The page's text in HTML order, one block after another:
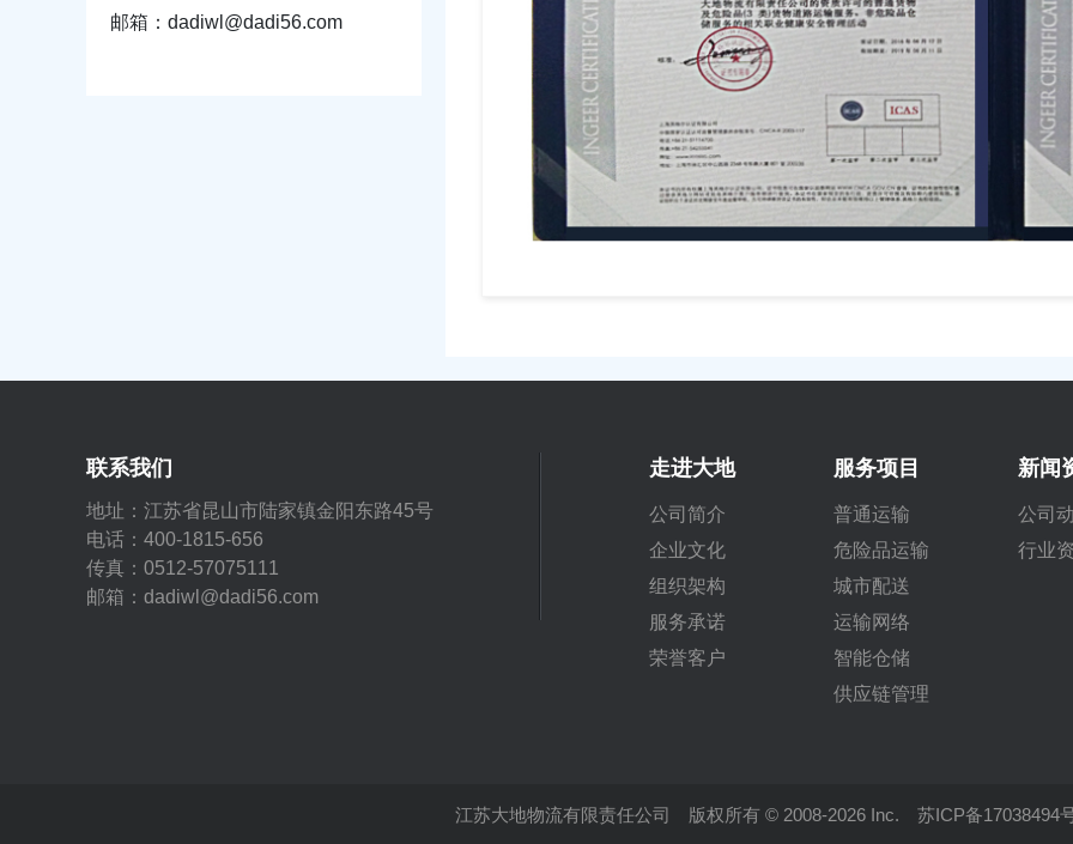
邮箱：dadiwl@dadi56.com
联系我们
地址：江苏省昆山市陆家镇金阳东路45号
电话：400-1815-656
传真：0512-57075111
邮箱：dadiwl@dadi56.com
走进大地
公司简介
企业文化
组织架构
服务承诺
荣誉客户
服务项目
普通运输
危险品运输
城市配送
运输网络
智能仓储
供应链管理
新闻
公司
行业
江苏大地物流有限责任公司 版权所有 © 2008-2026 Inc. 苏ICP备17038494